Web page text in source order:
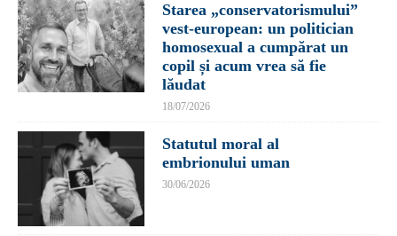
Starea „conservatorismului”
vest-european: un politician
homosexual a cumpărat un
copil și acum vrea să fie
lăudat
18/07/2026
Statutul moral al
embrionului uman
30/06/2026